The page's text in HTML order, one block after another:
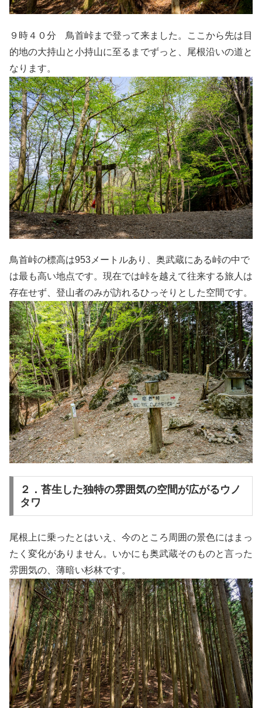
９時４０分 鳥首峠まで登って来ました。ここから先は目
的地の大持山と小持山に至るまでずっと、尾根沿いの道と
なります。
鳥首峠の標高は953メートルあり、奥武蔵にある峠の中で
は最も高い地点です。現在では峠を越えて往来する旅人は
存在せず、登山者のみが訪れるひっそりとした空間です。
２．苔生した独特の雰囲気の空間が広がるウノ
タワ
尾根上に乗ったとはいえ、今のところ周囲の景色にはまっ
たく変化がありません。いかにも奥武蔵そのものと言った
雰囲気の、薄暗い杉林です。